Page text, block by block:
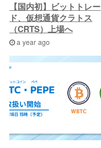
【国内初】ビットトレー
ド、仮想通貨クラトス
（CRTS）上場へ
a year ago